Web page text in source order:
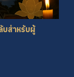
บสำหรับผู้